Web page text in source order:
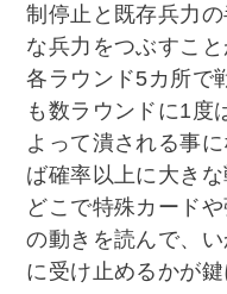
制停止と既存兵力
な兵力をつぶすこと
各ラウンド5カ所で
も数ラウンドに1度
よって潰される事
ば確率以上に大きな
どこで特殊カード
の動きを読んで、
に受け止めるかが鍵